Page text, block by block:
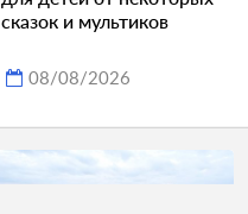
сказок и мультиков
08/08/2026